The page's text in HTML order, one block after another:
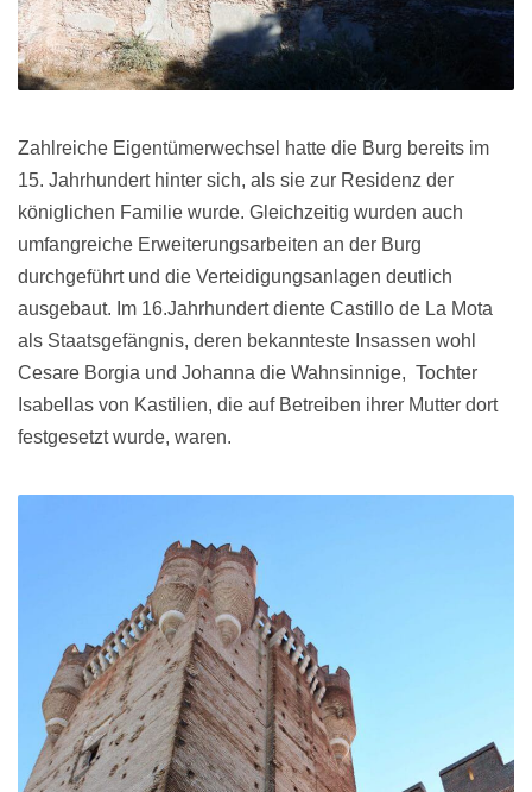
Zahlreiche Eigentümerwechsel hatte die Burg bereits im
15. Jahrhundert hinter sich, als sie zur Residenz der
königlichen Familie wurde. Gleichzeitig wurden auch
umfangreiche Erweiterungsarbeiten an der Burg
durchgeführt und die Verteidigungsanlagen deutlich
ausgebaut. Im 16.Jahrhundert diente Castillo de La Mota
als Staatsgefängnis, deren bekannteste Insassen wohl
Cesare Borgia und Johanna die Wahnsinnige, Tochter
Isabellas von Kastilien, die auf Betreiben ihrer Mutter dort
festgesetzt wurde, waren.